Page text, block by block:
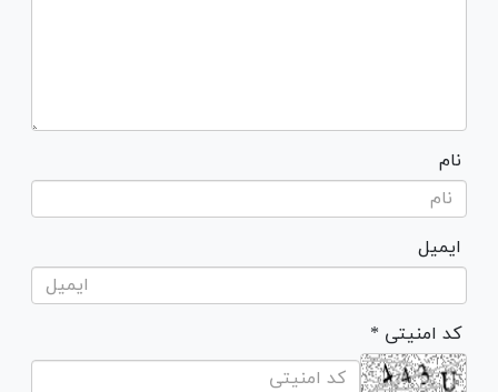
نام
ایمیل
* کد امنیتی